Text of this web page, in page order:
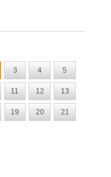
3 4 5
11 12 13
19 20 21